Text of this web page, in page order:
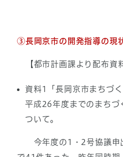
③長岡京市の開発指導の現
【都市計画課より配布資
資料1「長岡京市まちづ
平成26年度までのまちづ
ついて。
今年度の1・2号協議申